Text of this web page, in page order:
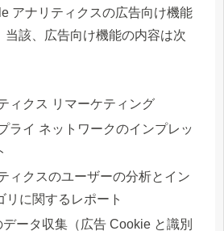
アナリティクスの広告向け機能
当該、広告向け機能の内容は次
ィクス リマーケティング
ライ ネットワークのインプレッ
ィクスのユーザーの分析とイン
リに関するレポート
ータ収集（広告 Cookie と識別